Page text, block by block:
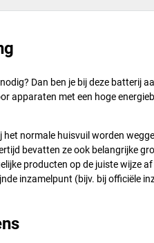
Dan ben je bij deze batterij
apparaten met een hoge
het normale huisvuil worden
bevatten ze ook belangrijke
producten op de juiste wijze
inzamelpunt (bijv. bij officiële